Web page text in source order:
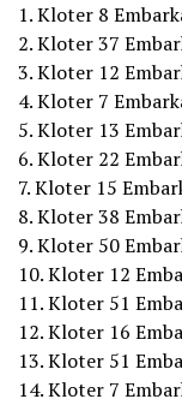
1. Kloter 8
2. Kloter 37
3. Kloter 12
4. Kloter 7
5. Kloter 13
6. Kloter 22
7. Kloter 15
8. Kloter 38
9. Kloter 50
10. Kloter 12
11. Kloter 51
12. Kloter 16
13. Kloter 51
14. Kloter 7